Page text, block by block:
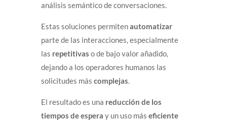
análisis semántico de conversaciones.
Estas soluciones permitenautomatizar
parte de las interacciones, especialmente
las repetitivas o de bajo valor añadido,
dejando a los operadores humanos las
solicitudes más complejas.
El resultado es una reducción de los
tiempos de espera y un uso más eficiente